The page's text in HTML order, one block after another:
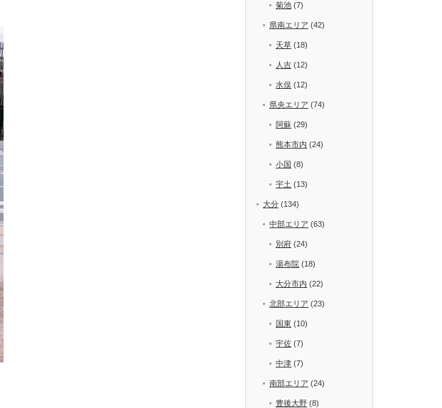
菊池 (7)
県南エリア (42)
天草 (18)
人吉 (12)
水俣 (12)
県央エリア (74)
阿蘇 (29)
熊本市内 (24)
小国 (8)
宇土 (13)
大分 (134)
中部エリア (63)
別府 (24)
湯布院 (18)
大分市内 (22)
北部エリア (23)
国東 (10)
宇佐 (7)
中津 (7)
南部エリア (24)
豊後大野 (8)